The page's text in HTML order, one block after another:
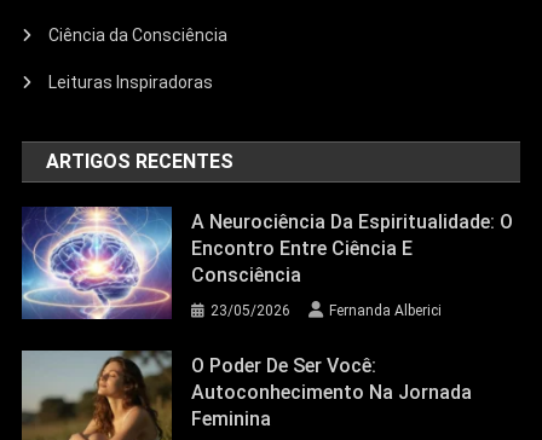
Ciência da Consciência
Leituras Inspiradoras
ARTIGOS RECENTES
A Neurociência Da Espiritualidade: O
Encontro Entre Ciência E
Consciência
23/05/2026 Fernanda Alberici
O Poder De Ser Você:
Autoconhecimento Na Jornada
Feminina